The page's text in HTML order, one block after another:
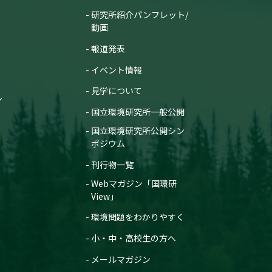
研究所紹介パンフレット/
動画
報道発表
イベント情報
見学について
国立環境研究所一般公開
国立環境研究所公開シン
ポジウム
刊行物一覧
Webマガジン「国環研
View」
環境問題をわかりやすく
小・中・高校生の方へ
メールマガジン